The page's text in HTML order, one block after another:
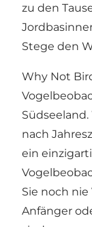
zu den
Stege den
Why Not
nach
ein
Sie noch
Anfänger